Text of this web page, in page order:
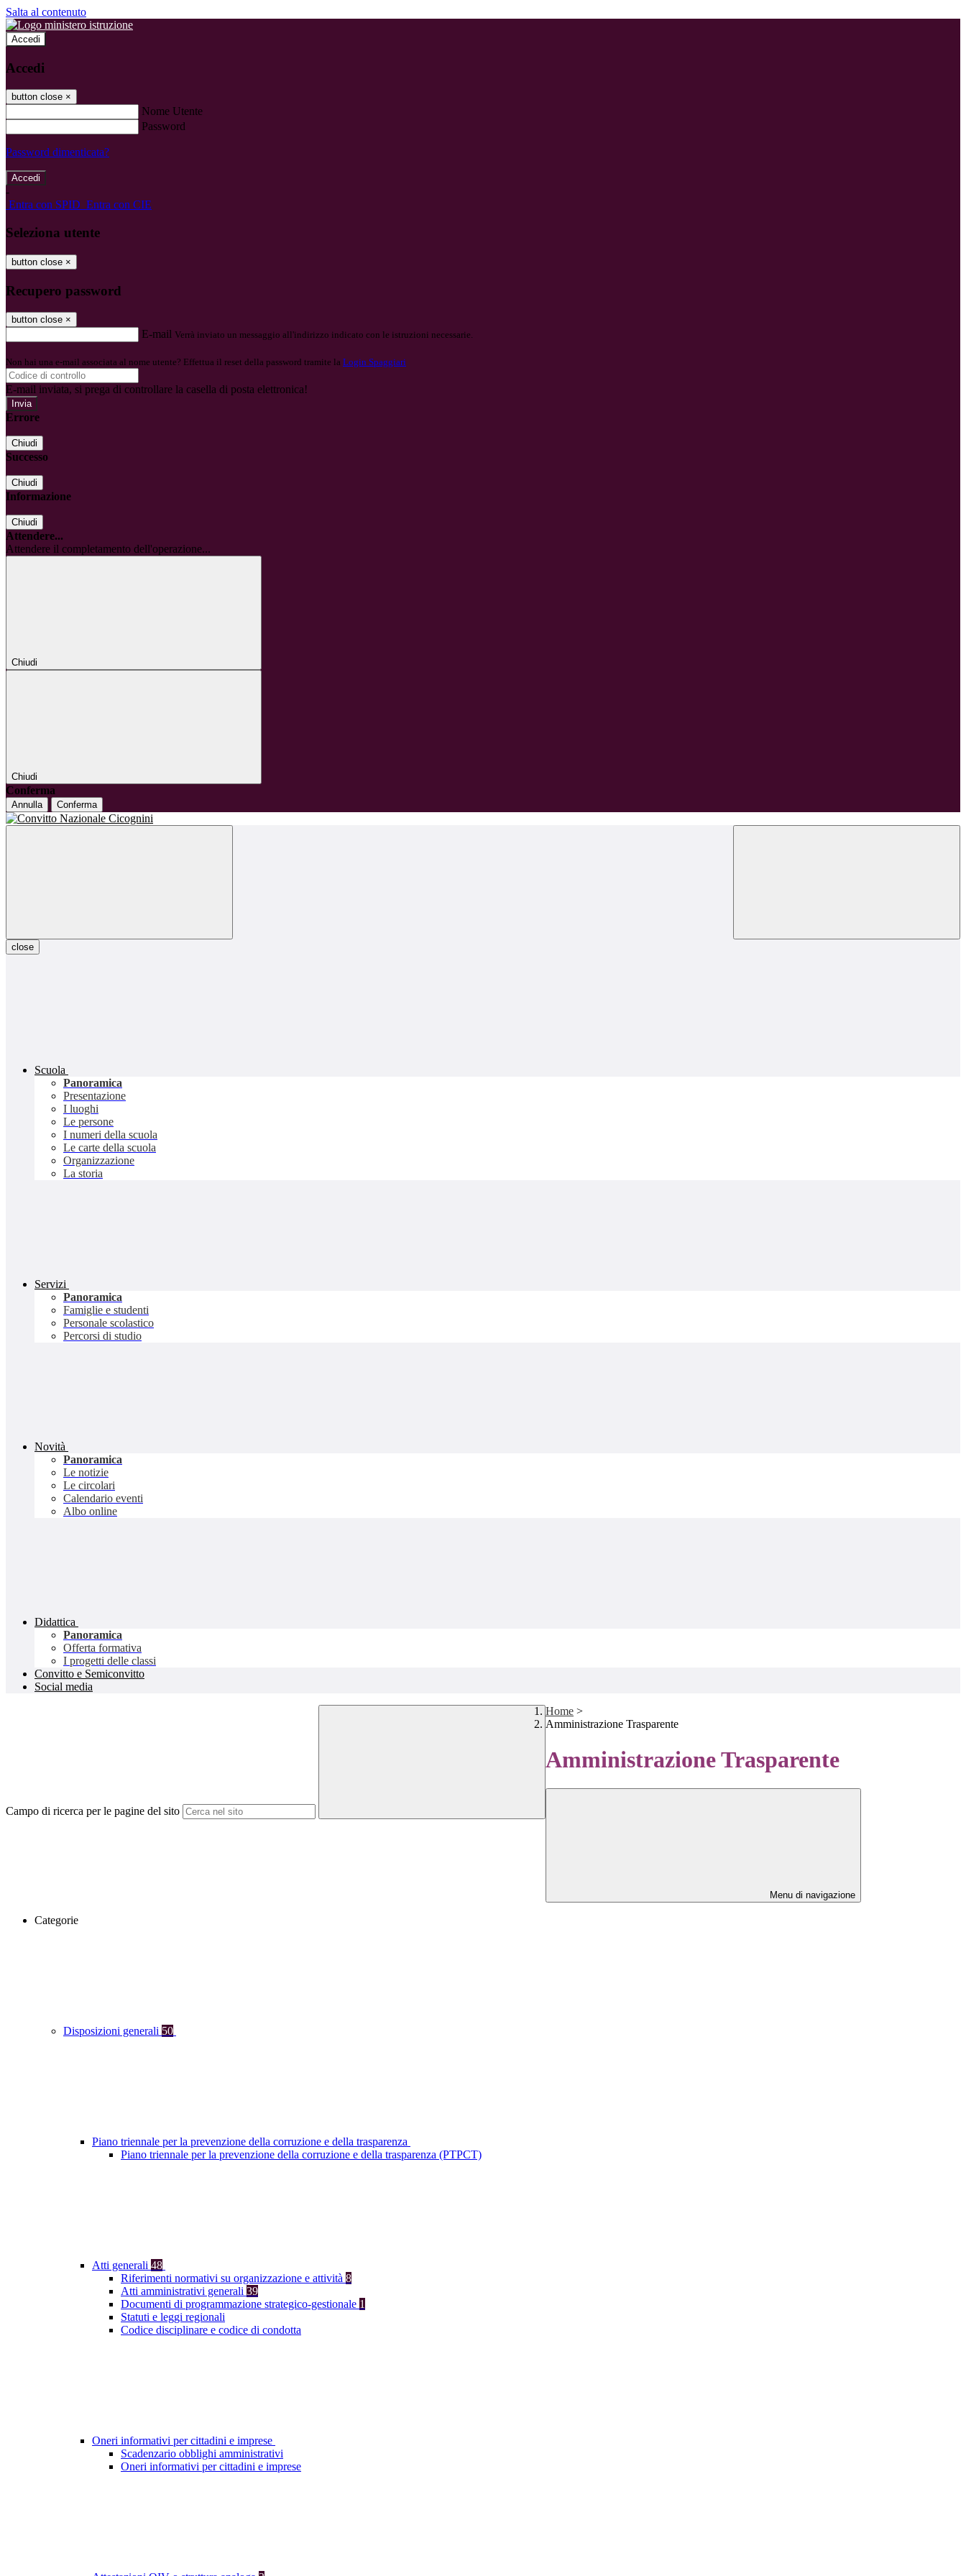
Salta al contenuto
Accedi
Accedi
button close ×
Nome Utente
Password
Password dimenticata?
-
Entra con SPID Entra con CIE
Seleziona utente
button close ×
Recupero password
button close ×
E-mail Verrà inviato un messaggio all'indirizzo indicato con le istruzioni necessarie.
Non hai una e-mail associata al nome utente? Effettua il reset della password tramite la Login Spaggiari
E-mail inviata, si prega di controllare la casella di posta elettronica!
Errore
Chiudi
Successo
Chiudi
Informazione
Chiudi
Attendere...
Attendere il completamento dell'operazione...
Chiudi
Chiudi
Conferma
Annulla Conferma
close
Scuola
Panoramica
Presentazione
I luoghi
Le persone
I numeri della scuola
Le carte della scuola
Organizzazione
La storia
Servizi
Panoramica
Famiglie e studenti
Personale scolastico
Percorsi di studio
Novità
Panoramica
Le notizie
Le circolari
Calendario eventi
Albo online
Didattica
Panoramica
Offerta formativa
I progetti delle classi
Convitto e Semiconvitto
Social media
Campo di ricerca per le pagine del sito
Home >
Amministrazione Trasparente
Amministrazione Trasparente
Menu di navigazione
Categorie
Disposizioni generali 50
Piano triennale per la prevenzione della corruzione e della trasparenza
Piano triennale per la prevenzione della corruzione e della trasparenza (PTPCT)
Atti generali 48
Riferimenti normativi su organizzazione e attività 8
Atti amministrativi generali 39
Documenti di programmazione strategico-gestionale 1
Statuti e leggi regionali
Codice disciplinare e codice di condotta
Oneri informativi per cittadini e imprese
Scadenzario obblighi amministrativi
Oneri informativi per cittadini e imprese